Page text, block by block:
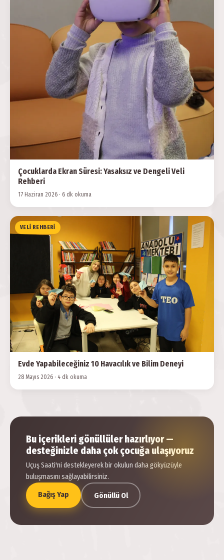
Çocuklarda Ekran Süresi: Yasaksız ve Dengeli Veli
Rehberi
17 Haziran 2026 · 6 dk okuma
VELI REHBERI
Evde Yapabileceğiniz 10 Havacılık ve Bilim Deneyi
28 Mayıs 2026 · 4 dk okuma
Bu içerikleri gönüllüler hazırlıyor —
desteğinizle daha çok çocuğa ulaşıyoruz
Uçuş Saati'ni destekleyerek bir okulun daha gökyüzüyle
buluşmasını sağlayabilirsiniz.
Bağış Yap Gönüllü Ol